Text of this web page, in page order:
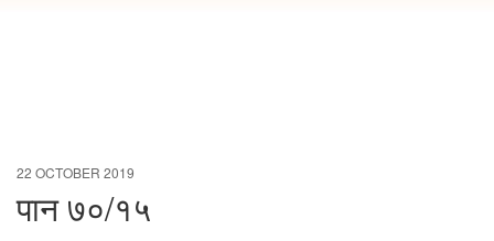
22 OCTOBER 2019
पान ७०/१५